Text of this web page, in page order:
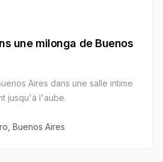
une milonga de Buenos
Aires dans une salle intime
jusqu'à l'aube.
Buenos Aires